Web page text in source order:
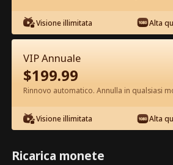
Episodio 31 - Odiata dal
amata dall'Alfa Film
0-49 50-70
31 32 33
Visione illimitata Alta
VIP Annuale
$199.99
Rinnovo automatico. Annulla in qualsiasi
Visione illimitata Alta
Ricarica monete